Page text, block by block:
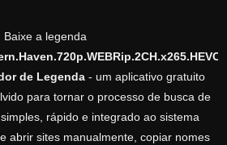
Baixe a legenda
de Legenda- um aplicativo gratuito
para tornar o processo de busca de
rápido e integrado ao sistema
abrir sites manualmente, copiar nomes